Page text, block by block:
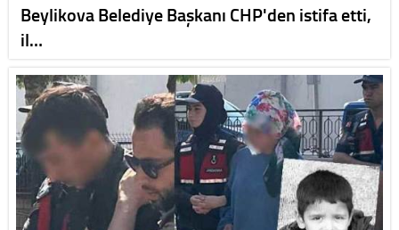
Beylikova Belediye Başkanı CHP'den istifa etti,
il…